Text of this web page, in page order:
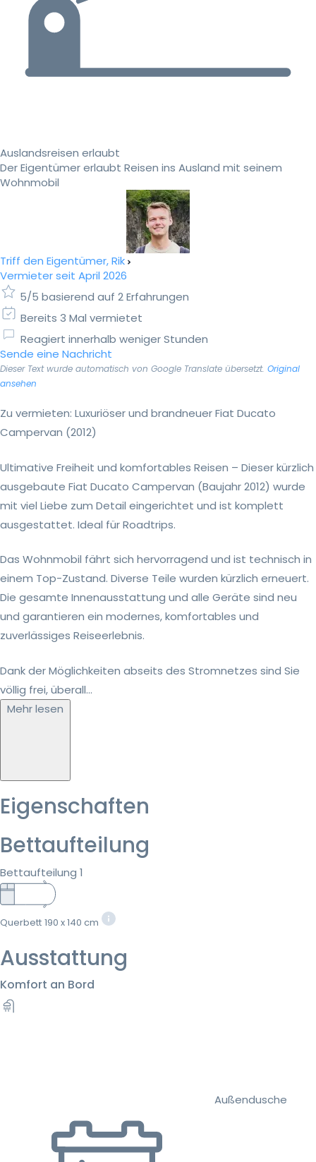
Auslandsreisen erlaubt
Der Eigentümer erlaubt Reisen ins Ausland mit seinem
Wohnmobil
Triff den Eigentümer, Rik
Vermieter seit April 2026
5/5 basierend auf 2 Erfahrungen
Bereits 3 Mal vermietet
Reagiert innerhalb weniger Stunden
Sende eine Nachricht
Dieser Text wurde automatisch von Google Translate übersetzt. Original
ansehen
Zu vermieten: Luxuriöser und brandneuer Fiat Ducato
Campervan (2012)
Ultimative Freiheit und komfortables Reisen – Dieser kürzlich
ausgebaute Fiat Ducato Campervan (Baujahr 2012) wurde
mit viel Liebe zum Detail eingerichtet und ist komplett
ausgestattet. Ideal für Roadtrips.
Das Wohnmobil fährt sich hervorragend und ist technisch in
einem Top-Zustand. Diverse Teile wurden kürzlich erneuert.
Die gesamte Innenausstattung und alle Geräte sind neu
und garantieren ein modernes, komfortables und
zuverlässiges Reiseerlebnis.
Dank der Möglichkeiten abseits des Stromnetzes sind Sie
völlig frei, überall...
Mehr lesen
Eigenschaften
Bettaufteilung
Bettaufteilung 1
Querbett 190 x 140 cm
Ausstattung
Komfort an Bord
Außendusche